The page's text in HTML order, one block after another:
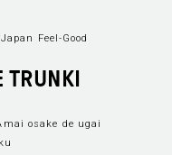
Filmy dostępne
Japan Feel-Good
osake de ugai